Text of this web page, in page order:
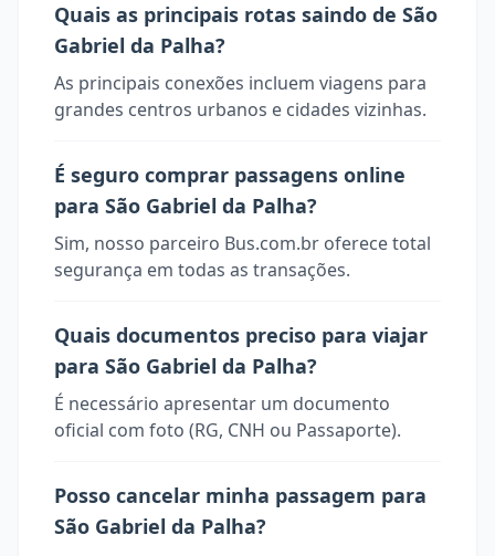
Quais as principais rotas saindo de São
Gabriel da Palha?
As principais conexões incluem viagens para
grandes centros urbanos e cidades vizinhas.
É seguro comprar passagens online
para São Gabriel da Palha?
Sim, nosso parceiro Bus.com.br oferece total
segurança em todas as transações.
Quais documentos preciso para viajar
para São Gabriel da Palha?
É necessário apresentar um documento
oficial com foto (RG, CNH ou Passaporte).
Posso cancelar minha passagem para
São Gabriel da Palha?